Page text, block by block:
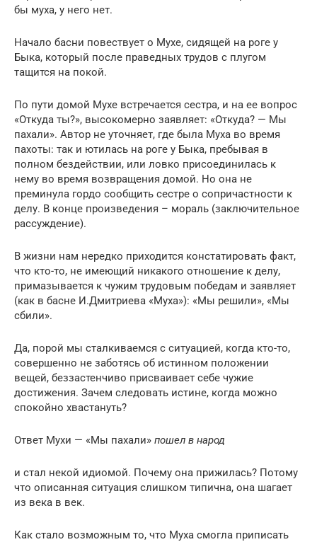
бы муха, у него нет.
Начало басни повествует о Мухе, сидящей на роге у
Быка, который после праведных трудов с плугом
тащится на покой.
По пути домой Мухе встречается сестра, и на ее вопрос
«Откуда ты?», высокомерно заявляет: «Откуда? — Мы
пахали». Автор не уточняет, где была Муха во время
пахоты: так и ютилась на роге у Быка, пребывая в
полном бездействии, или ловко присоединилась к
нему во время возвращения домой. Но она не
преминула гордо сообщить сестре о сопричастности к
делу. В конце произведения – мораль (заключительное
рассуждение).
В жизни нам нередко приходится констатировать факт,
что кто-то, не имеющий никакого отношение к делу,
примазывается к чужим трудовым победам и заявляет
(как в басне И.Дмитриева «Муха»): «Мы решили», «Мы
сбили».
Да, порой мы сталкиваемся с ситуацией, когда кто-то,
совершенно не заботясь об истинном положении
вещей, беззастенчиво присваивает себе чужие
достижения. Зачем следовать истине, когда можно
спокойно хвастануть?
Ответ Мухи — «Мы пахали» пошел в народ
и стал некой идиомой. Почему она прижилась? Потому
что описанная ситуация слишком типична, она шагает
из века в век.
Как стало возможным то, что Муха смогла приписать